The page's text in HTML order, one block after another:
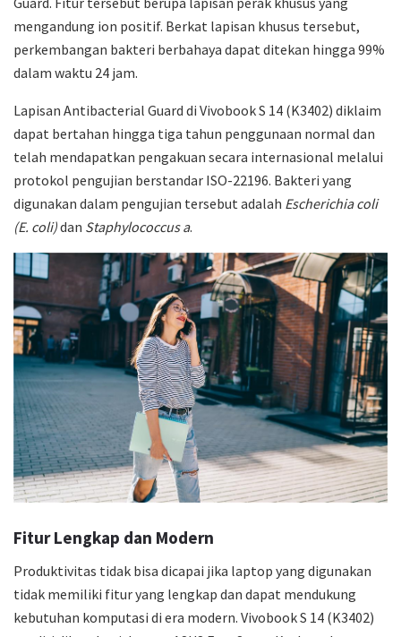
mengandung ion positif. Berkat lapisan khusus tersebut,
perkembangan bakteri berbahaya dapat ditekan hingga 99%
dalam waktu 24 jam.
Lapisan Antibacterial Guard di Vivobook S 14 (K3402) diklaim
dapat bertahan hingga tiga tahun penggunaan normal dan
telah mendapatkan pengakuan secara internasional melalui
protokol pengujian berstandar ISO-22196. Bakteri yang
digunakan dalam pengujian tersebut adalah Escherichia coli
(E. coli)dan Staphylococcus a.
Fitur Lengkap dan Modern
Produktivitas tidak bisa dicapai jika laptop yang digunakan
tidak memiliki fitur yang lengkap dan dapat mendukung
kebutuhan komputasi di era modern. Vivobook S 14 (K3402)